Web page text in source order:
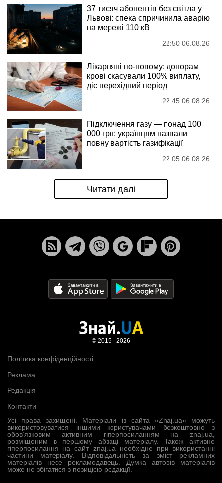
37 тисяч абонентів без світла у
Львові: спека спричинила аварію
на мережі 110 кВ
22:50 06.08.26
Лікарняні по-новому: донорам
крові скасували 100% виплату,
діє перехідний період
22:45 06.08.26
Підключення газу — понад 100
000 грн: українцям назвали
повну вартість газифікації
22:05 06.08.26
Читати далі
Усі права захищені. Матеріали із сайта «Znaj.ua» можуть
використовуватися іншими користувачами безкоштовно з
обов’язковим активним гіперпосиланням на znaj.ua,
розміщеним в першому абзаці матеріалу. Також активне
гіперпосилання на сайт znaj.ua необхідне при використанні
частини матеріалу. Відповідальність за зміст рекламних
матеріалів несе рекламодавець. Думка авторів матеріалів
може не збігатися з позицією редакції.
Політика конфіденційності
Реклама
Редакція
Контакти
© 2015 - 2026